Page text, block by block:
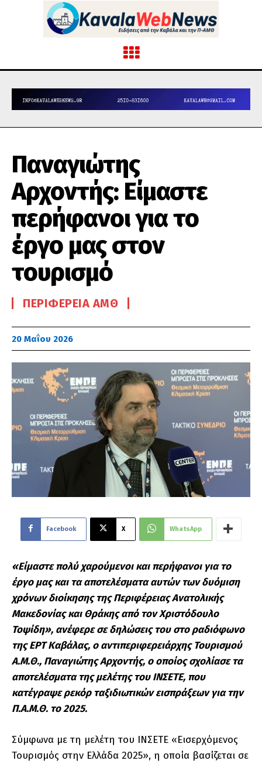
Παναγιώτης
Αρχοντής: Είμαστε
περήφανοι για το
έργο μας στον
τουρισμό
ΠΕΡΙΦΈΡΕΙΑ ΑΜΘ
20 Μαΐου 2026
Facebook X WhatsApp
«Είμαστε πολύ χαρούμενοι και περήφανοι για το
έργο μας και τα αποτελέσματα αυτών των δυόμιση
χρόνων διοίκησης της Περιφέρειας Ανατολικής
Μακεδονίας και Θράκης από τον Χριστόδουλο
Τοψίδη», ανέφερε σε δηλώσεις του στο ραδιόφωνο
της ΕΡΤ Καβάλας, ο αντιπεριφερειάρχης Τουρισμού
Α.Μ.Θ., Παναγιώτης Αρχοντής, ο οποίος σχολίασε τα
αποτελέσματα της μελέτης του ΙΝΣΕΤΕ, που
κατέγραψε ρεκόρ ταξιδιωτικών εισπράξεων για την
Π.Α.Μ.Θ. το 2025.
Σύμφωνα με τη μελέτη του ΙΝΣΕΤΕ «Εισερχόμενος
Τουρισμός στην Ελλάδα 2025», η οποία βασίζεται σε